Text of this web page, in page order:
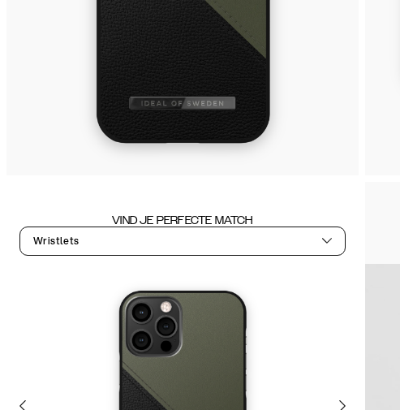
VIND JE PERFECTE MATCH
Wristlets